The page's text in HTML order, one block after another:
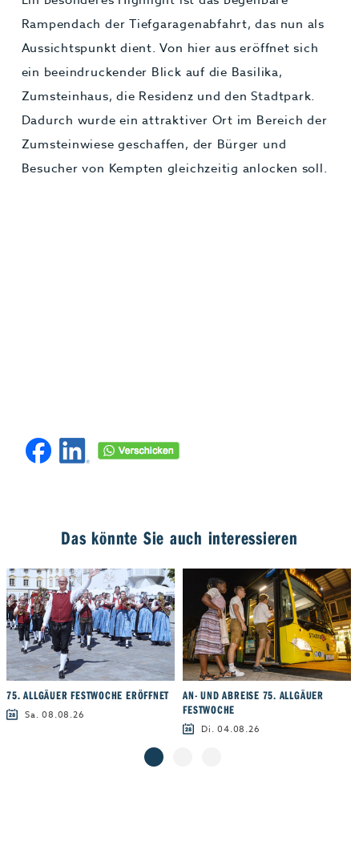
Rampendach der Tiefgaragenabfahrt, das nun als
Aussichtspunkt dient. Von hier aus eröffnet sich
ein beeindruckender Blick auf die Basilika,
Zumsteinhaus, die Residenz und den Stadtpark.
Dadurch wurde ein attraktiver Ort im Bereich der
Zumsteinwiese geschaffen, der Bürger und
Besucher von Kempten gleichzeitig anlocken soll.
Das könnte Sie auch interessieren
75. ALLGÄUER FESTWOCHE ERÖFFNET
Sa. 08.08.26
AN- UND ABREISE 75. ALLGÄUER
FESTWOCHE
Di. 04.08.26